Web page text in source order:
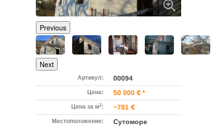
Previous
Next
Артикул: 00094
Цена: 50 000 *
Цена за м2: ~781
Местоположение: Сутоморе